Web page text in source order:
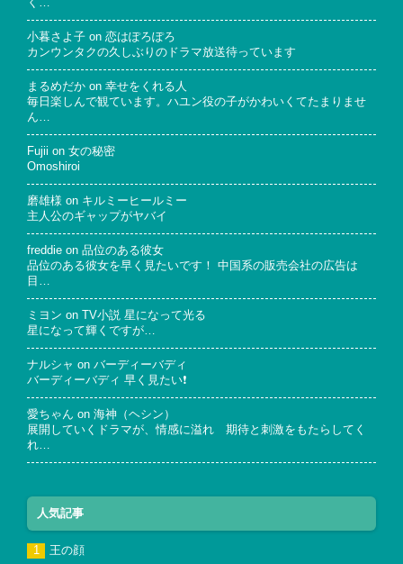
く…
小暮さよ子 on 恋はぽろぽろ
カンウンタクの久しぶりのドラマ放送待っています
まるめだか on 幸せをくれる人
毎日楽しんで観ています。ハユン役の子がかわいくてたまりませ
ん…
Fujii on 女の秘密
Omoshiroi
磨雄様 on キルミーヒールミー
主人公のギャップがヤバイ
freddie on 品位のある彼女
品位のある彼女を早く見たいです！ 中国系の販売会社の広告は
目…
ミヨン on
TV小説 星になって光る
星になって輝くですが…
ナルシャ on バーディーバディ
バーディーバディ 早く見たい❗
愛ちゃん on 海神（ヘシン）
展開していくドラマが、情感に溢れ 期待と刺激をもたらしてく
れ…
人気記事
王の顔